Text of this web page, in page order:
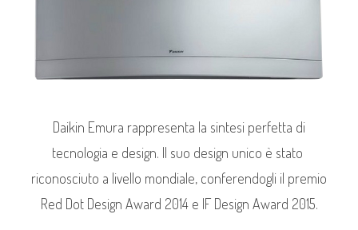
Daikin Emura rappresenta la sintesi perfetta di
tecnologia e design. Il suo design unico è stato
riconosciuto a livello mondiale, conferendogli il premio
Red Dot Design Award 2014 e IF Design Award 2015.